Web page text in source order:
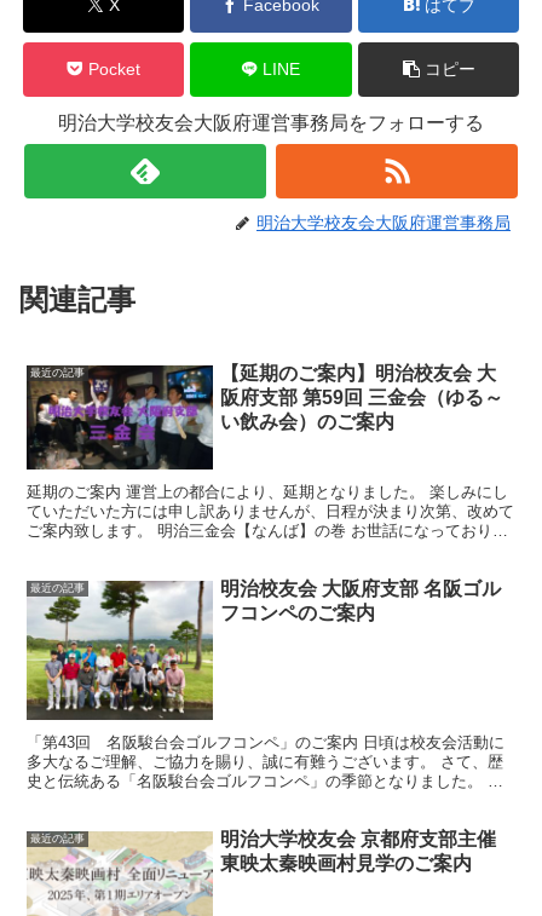
X Facebook はてブ
Pocket LINE コピー
明治大学校友会大阪府運営事務局をフォローする
明治大学校友会大阪府運営事務局
関連記事
最近の記事
【延期のご案内】明治校友会 大
阪府支部 第59回 三金会（ゆる～
い飲み会）のご案内
延期のご案内 運営上の都合により、延期となりました。 楽しみにし
ていただいた方には申し訳ありませんが、日程が決まり次第、改めて
ご案内致します。 明治三金会【なんば】の巻 お世話になっておりま
最近の記事
明治校友会 大阪府支部 名阪ゴル
フコンペのご案内
「第43回 名阪駿台会ゴルフコンペ」のご案内 日頃は校友会活動に
多大なるご理解、ご協力を賜り、誠に有難うございます。 さて、歴
史と伝統ある「名阪駿台会ゴルフコンペ」の季節となりました。 名
最近の記事
明治大学校友会 京都府支部主催
東映太秦映画村見学のご案内